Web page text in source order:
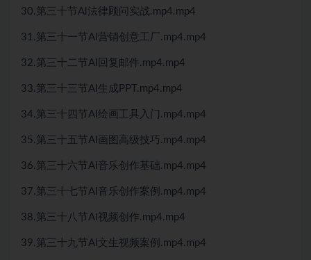
30.第三十节Al法律顾问实战.mp4.mp4
31.第三十一节Al营销创意工厂.mp4.mp4
32.第三十二节AI回复邮件.mp4.mp4
33.第三十三节AI生成PPT.mp4.mp4
34.第三十四节AI绘画工具入门.mp4.mp4
35.第三十五节AI画图高级技巧.mp4.mp4
36.第三十六节AI音乐创作基础.mp4.mp4
37.第三十七节AI音乐创作案例.mp4.mp4
38.第三十八节Al视频创作.mp4.mp4
39.第三十九节Al文生视频案例.mp4.mp4